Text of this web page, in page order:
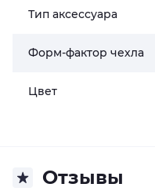
Тип аксессуара
Форм-фактор чехла
Цвет
Отзывы